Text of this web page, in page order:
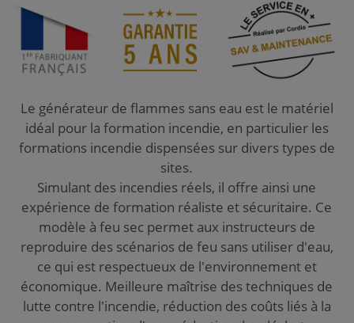
Le générateur de flammes sans eau est le matériel
idéal pour la formation incendie, en particulier les
formations incendie dispensées sur divers types de
sites.
Simulant des incendies réels, il offre ainsi une
expérience de formation réaliste et sécuritaire. Ce
modèle à feu sec permet aux instructeurs de
reproduire des scénarios de feu sans utiliser d'eau,
ce qui est respectueux de l'environnement et
économique. Meilleure maîtrise des techniques de
lutte contre l'incendie, réduction des coûts liés à la